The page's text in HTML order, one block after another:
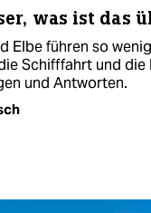
was ist das
Elbe führen so
Schifffahrt und die
und Antworten.